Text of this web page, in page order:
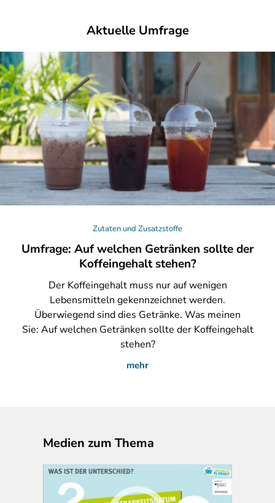
Aktuelle Umfrage
Zutaten und Zusatzstoffe
Umfrage: Auf welchen Getränken sollte der
Koffeingehalt stehen?
DerKoffeingehalt muss nur auf wenigen
Lebensmitteln gekennzeichnet werden.
Überwiegend sind dies Getränke. Was meinen
Sie: Auf welchen Getränken sollte der Koffeingehalt
stehen?
mehr
Medien zum Thema